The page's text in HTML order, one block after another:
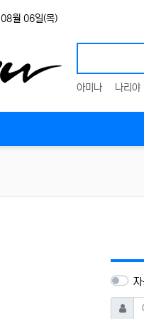
08월 06일(목)
아미나 나리야
아이디